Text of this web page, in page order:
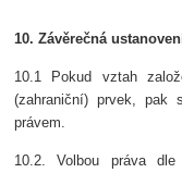
10. Závěrečná
10.1 Pokud vztah
(zahraniční) prvek, pak
právem.
10.2. Volbou práva